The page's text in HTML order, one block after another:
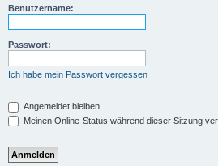
Benutzername:
Passwort:
Ich habe mein Passwort vergessen
Angemeldet bleiben
Meinen Online-Status während dieser Sitzung